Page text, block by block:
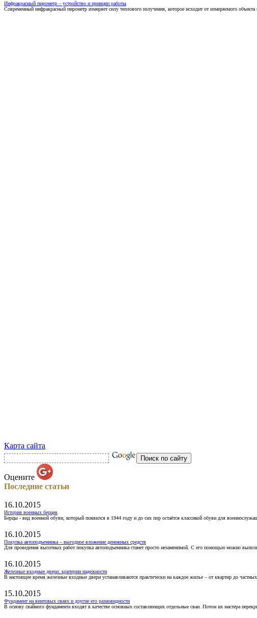
Инфракрасный пирометр – устройство и принцип работы
Современный инфракрасный пирометр измеряет силу теплового излучения, которое исходит от измеряемого
Карта сайта
Оцените
Последние статьи
16.10.2015
История военных берцев
Берцы - вид военной обуви, который появился в 1944 году и до сих пор остаётся классикой обуви для
16.10.2015
Покупка автоподъемника – выгодное вложение денежных средств
Для проведения высотных работ покупка автоподъемника станет просто незаменимой. С его помощью можно
16.10.2015
Железные входные двери: критерии надежности
В настоящее время железные входные двери устанавливаются практически на каждое жилье – от квартир до
15.10.2015
Фундамент на винтовых сваях и другие его разновидности
В основу свайного фундамента входят в качестве основных составляющих отдельные сваи. Потом их мастера